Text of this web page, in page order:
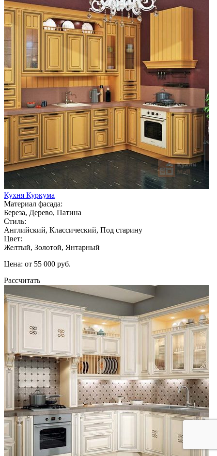
Кухня Куркума
Материал фасада:
Береза, Дерево, Патина
Стиль:
Английский, Классический, Под старину
Цвет:
Желтый, Золотой, Янтарный
Цена: от 55 000 руб.
Рассчитать